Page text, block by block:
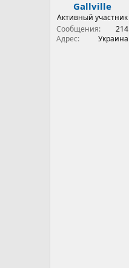
Gallville
Активный участник
Сообщения
214
Адрес
Украина